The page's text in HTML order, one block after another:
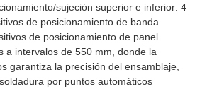
sujeción superior e inferior: 4
de posicionamiento de banda
de posicionamiento de panel
a intervalos de 550 mm, donde la
garantiza la precisión del ensamblaje,
por puntos automáticos